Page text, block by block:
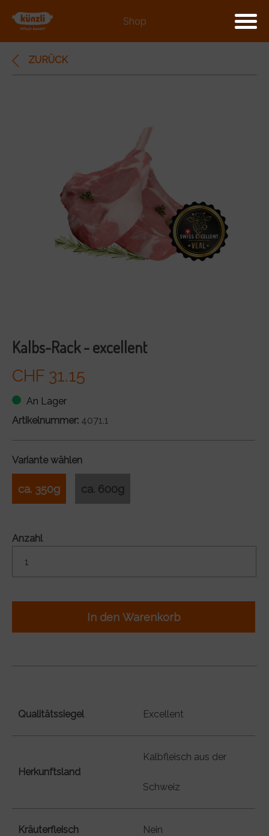
Shop
ZURÜCK
Kalbs-Rack - excellent
CHF 31.15
An Lager
Artikelnummer: 4071.1
Variante wählen
ca. 350g ca. 600g
Anzahl
In den Warenkorb
Qualitätssiegel Excellent
Herkunftsland
Kalbfleisch aus der
Schweiz
Kräuterfleisch Nein